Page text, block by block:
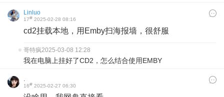
Linluo
17# 2025-02-28 08:16
cd2挂载本地，用Emby扫海报墙，很舒服
哥特疯2025-03-08 12:28
我在电脑上挂好了CD2，怎么结合使用EMBY
.
16# 2025-02-27 06:30